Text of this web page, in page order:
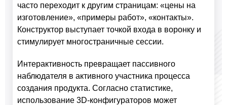
часто переходит к другим страницам: «цены на
изготовление», «примеры работ», «контакты».
Конструктор выступает точкой входа в воронку и
стимулирует многостраничные сессии.
Интерактивность превращает пассивного
наблюдателя в активного участника процесса
создания продукта. Согласно статистике,
использование 3D-конфигураторов может